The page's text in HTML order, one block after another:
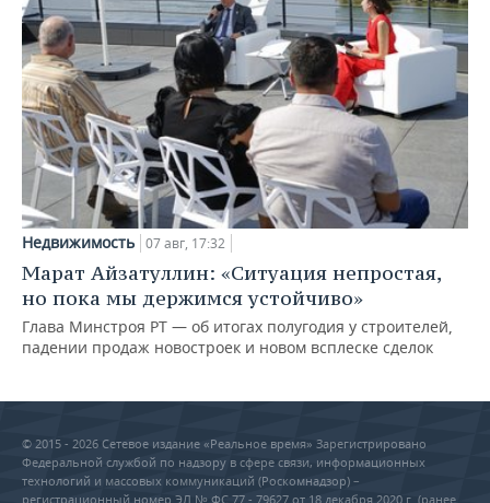
Недвижимость 07 авг, 17:32
Марат Айзатуллин: «Ситуация непростая,
но пока мы держимся устойчиво»
Глава Минстроя РТ — об итогах полугодия у строителей,
падении продаж новостроек и новом всплеске сделок
© 2015 - 2026 Сетевое издание «Реальное время» Зарегистрировано
Федеральной службой по надзору в сфере связи, информационных
технологий и массовых коммуникаций (Роскомнадзор) –
регистрационный номер ЭЛ № ФС 77 - 79627 от 18 декабря 2020 г. (ранее